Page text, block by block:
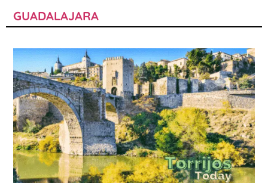
GUADALAJARA